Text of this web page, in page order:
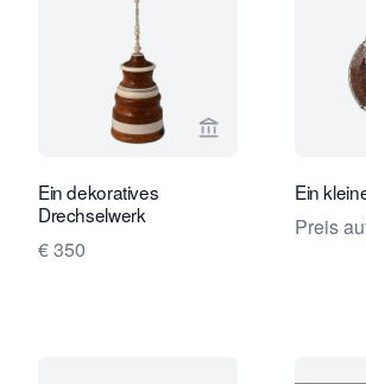
Verkaeuferseite
Ein dekoratives
Drechselwerk
€ 350
Ein
Preis